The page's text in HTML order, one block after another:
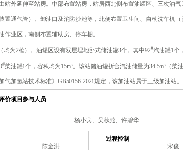
站外延伸至站房。中部布置站房，站房西北侧布置油罐区、 三次油气
置通气管）、 卸油口 及消防沙池等，北侧布置卫生间、自动洗车机（
作业区，南侧布置辅助房、停车棚。
均为2枪）。油罐区设有双层埋地卧式储油罐3个。其中92#汽油罐1个
#柴油罐1个，容积均为15m³。该站储油罐折合汽油储量为34.5m³（柴
加氢站技术标准》GB50156-2021规定，该加油站属于三级加油站。
价项目参与人员
杨小宾、吴秋燕、许碧华
陈金洪
过程控制
宋俊